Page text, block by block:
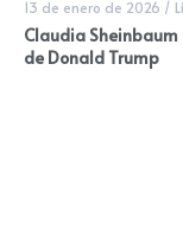
13 de enero de 2026 /
Claudia
de Donald Trump